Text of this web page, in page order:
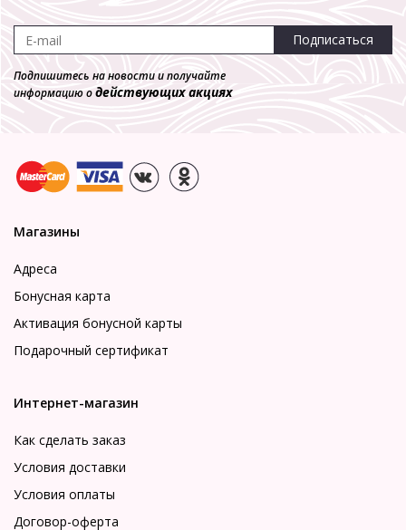
Подписаться
Подпишитесь на новости и получайте
информацию одействующих акциях
Магазины
Адреса
Бонусная карта
Активация бонусной карты
Подарочный сертификат
Интернет-магазин
Как сделать заказ
Условия доставки
Условия оплаты
Договор-оферта